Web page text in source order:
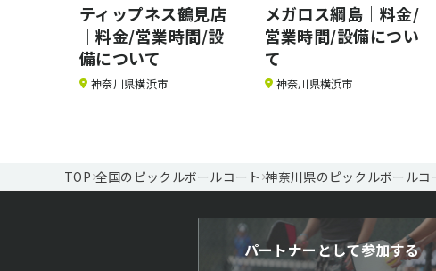
ティップネス鶴見店
｜料金/営業時間/設
備について
神奈川県横浜市
メガロス綱島｜料金/
営業時間/設備につい
て
神奈川県横浜市
TOP 全国のピックルボールコート 神奈川県のピックルボールコ
パートナーとして参加する